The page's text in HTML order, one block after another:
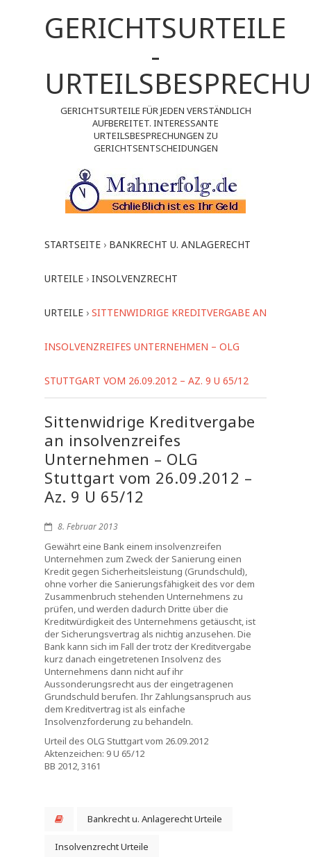
GERICHTSURTEILE
-
GERICHTSURTEILE FÜR JEDEN VERSTÄNDLICH
AUFBEREITET. INTERESSANTE
URTEILSBESPRECHUNGEN ZU
GERICHTSENTSCHEIDUNGEN
STARTSEITE › BANKRECHT U. ANLAGERECHT
URTEILE › INSOLVENZRECHT
URTEILE › SITTENWIDRIGE KREDITVERGABE AN
INSOLVENZREIFES UNTERNEHMEN – OLG
STUTTGART VOM 26.09.2012 – AZ. 9 U 65/12
Sittenwidrige Kreditvergabe
an insolvenzreifes
Unternehmen – OLG
Stuttgart vom 26.09.2012 –
Az. 9 U 65/12
8. Februar 2013
Gewährt eine Bank einem insolvenzreifen
Unternehmen zum Zweck der Sanierung einen
Kredit gegen Sicherheitsleistung (Grundschuld),
ohne vorher die Sanierungsfähigkeit des vor dem
Zusammenbruch stehenden Unternehmens zu
prüfen, und werden dadurch Dritte über die
Kreditwürdigkeit des Unternehmens getäuscht, ist
der Sicherungsvertrag als nichtig anzusehen. Die
Bank kann sich im Fall der trotz der Kreditvergabe
kurz danach eingetretenen Insolvenz des
Unternehmens dann nicht auf ihr
Aussonderungsrecht aus der eingetragenen
Grundschuld berufen. Ihr Zahlungsanspruch aus
dem Kreditvertrag ist als einfache
Insolvenzforderung zu behandeln.
Urteil des OLG Stuttgart vom 26.09.2012
Aktenzeichen: 9 U 65/12
BB 2012, 3161
Bankrecht u. Anlagerecht Urteile
Insolvenzrecht Urteile